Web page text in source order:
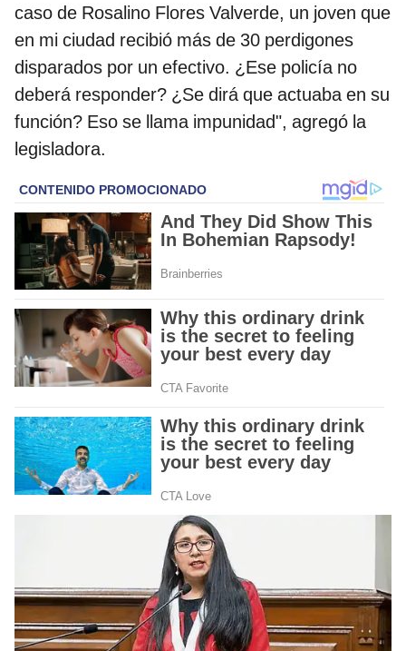
caso de Rosalino Flores Valverde, un joven que
en mi ciudad recibió más de 30 perdigones
disparados por un efectivo. ¿Ese policía no
deberá responder? ¿Se dirá que actuaba en su
función? Eso se llama impunidad", agregó la
legisladora.